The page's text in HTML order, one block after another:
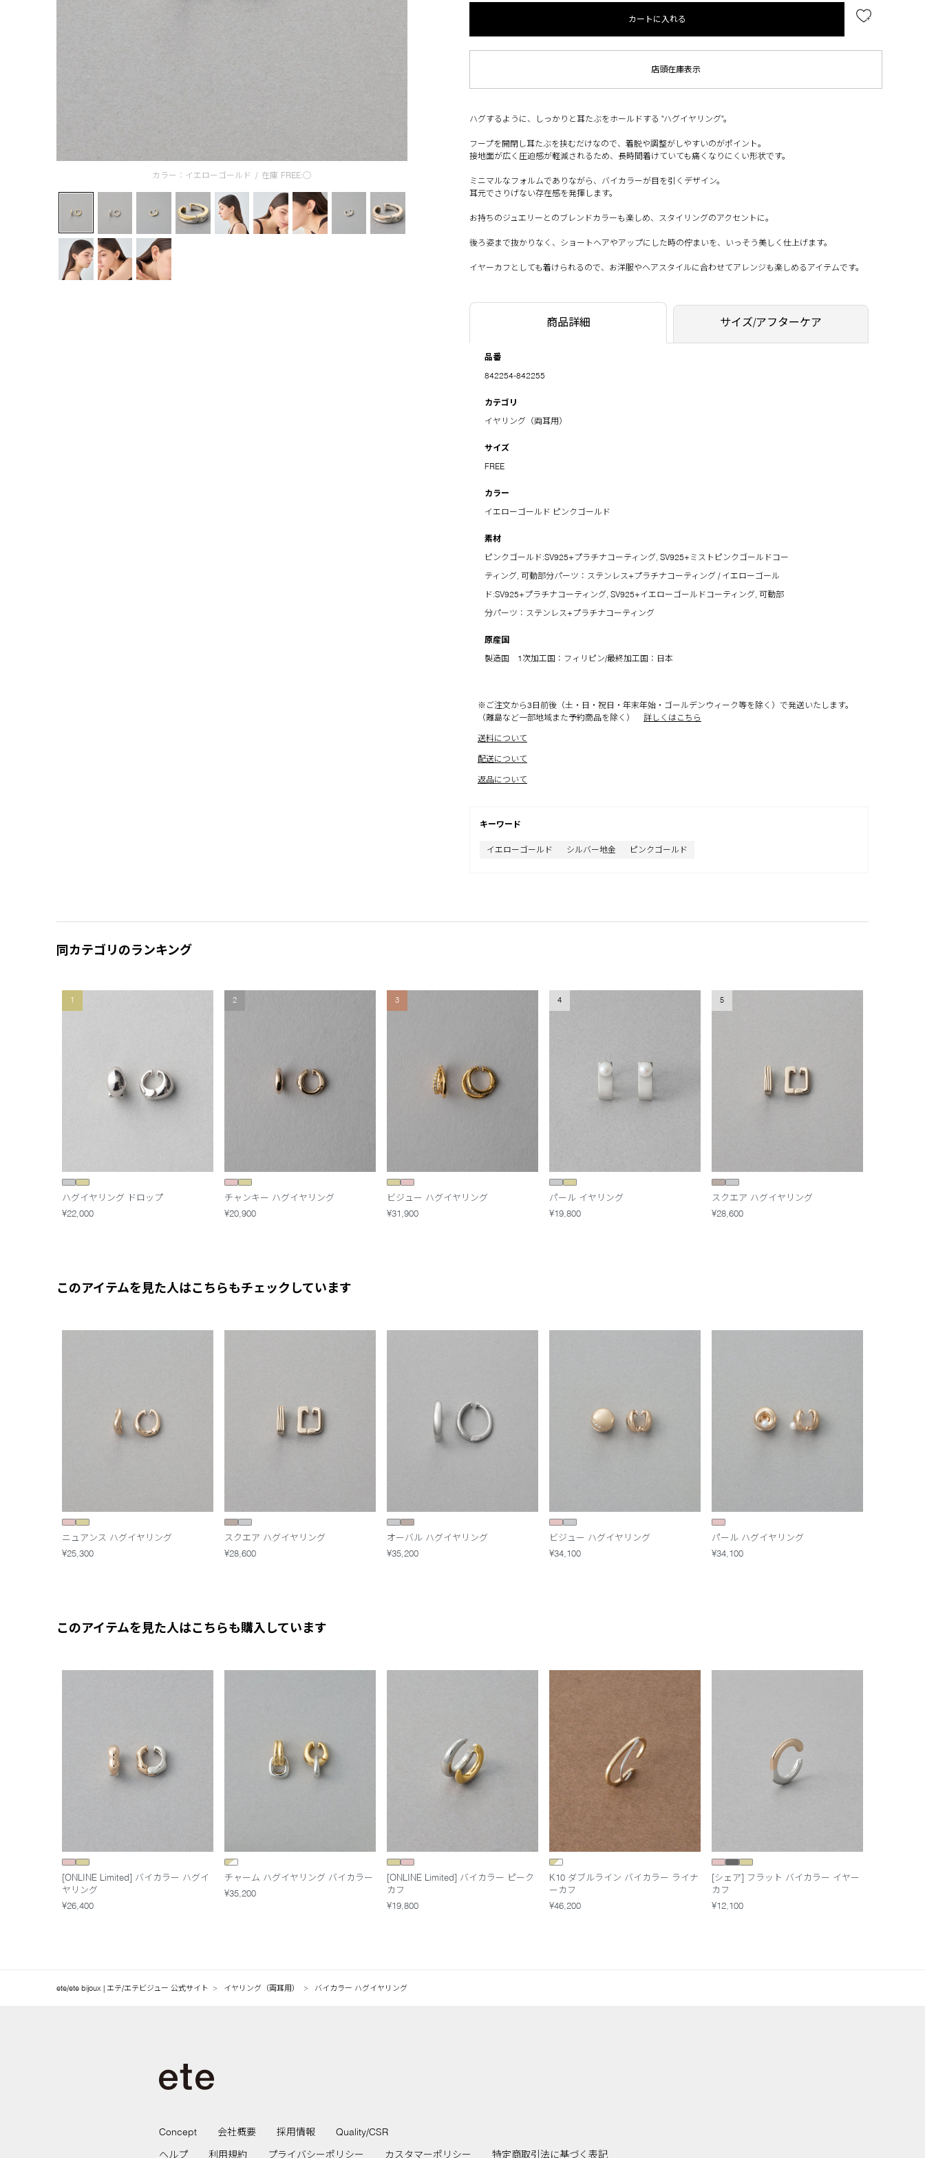
カラー：イエローゴールド / 在庫 FREE:◯
カートに入れる
店頭在庫表示
ハグするように、しっかりと耳たぶをホールドする "ハグイヤリング"。
フープを開閉し耳たぶを挟むだけなので、着脱や調整がしやすいのがポイント。
接地面が広く圧迫感が軽減されるため、長時間着けていても痛くなりにくい形状です。
ミニマルなフォルムでありながら、バイカラーが目を引くデザイン。
耳元でさりげない存在感を発揮します。
お持ちのジュエリーとのブレンドカラーも楽しめ、スタイリングのアクセントに。
後ろ姿まで抜かりなく、ショートヘアやアップにした時の佇まいを、いっそう美しく仕上げます。
イヤーカフとしても着けられるので、お洋服やヘアスタイルに合わせてアレンジも楽しめるアイテムです。
商品詳細 サイズ/アフターケア
品番
842254-842255
カテゴリ
イヤリング（両耳用）
サイズ
FREE
カラー
イエローゴールド ピンクゴールド
素材
ピンクゴールド:SV925+プラチナコーティング, SV925+ミストピンクゴールドコー
ティング, 可動部分パーツ：ステンレス+プラチナコーティング / イエローゴール
ド:SV925+プラチナコーティング, SV925+イエローゴールドコーティング, 可動部
分パーツ：ステンレス+プラチナコーティング
原産国
製造国 1次加工国：フィリピン/最終加工国：日本
※ご注文から3日前後（土・日・祝日・年末年始・ゴールデンウィーク等を除く）で発送いたします。
（離島など一部地域また予約商品を除く）
詳しくはこちら
送料について
配送について
返品について
キーワード
イエローゴールド シルバー地金 ピンクゴールド
同カテゴリのランキング
1
ハグイヤリング ドロップ
¥22,000
2
チャンキー ハグイヤリング
¥20,900
3
ビジュー ハグイヤリング
¥31,900
4
パール イヤリング
¥19,800
5
スクエア ハグイヤリング
¥28,600
このアイテムを見た人はこちらもチェックしています
ニュアンス ハグイヤリング
¥25,300
スクエア ハグイヤリング
¥28,600
オーバル ハグイヤリング
¥35,200
ビジュー ハグイヤリング
¥34,100
パール ハグイヤリング
¥34,100
このアイテムを見た人はこちらも購入しています
[ONLINE Limited] バイカラー ハグイ
ヤリング
¥26,400
チャーム ハグイヤリング バイカラー
¥35,200
[ONLINE Limited] バイカラー ピーク
カフ
¥19,800
K10 ダブルライン バイカラー ライナ
ーカフ
¥46,200
[シェア] フラット バイカラー イヤー
カフ
¥12,100
ete/ete bijoux | エテ/エテビジュー 公式サイト イヤリング（両耳用） バイカラー ハグイヤリング
Concept 会社概要 採用情報
Quality/CSR
ヘルプ
利用規約 プライバシーポリシー カスタマーポリシー 特定商取引法に基づく表記